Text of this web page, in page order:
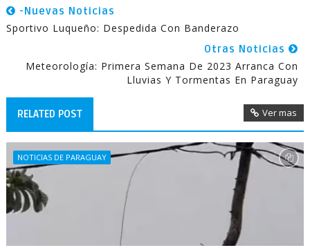
-Nuevas Noticias
Sportivo Luqueño: Despedida Con Banderazo
Otras Noticias
Meteorología: Primera Semana De 2023 Arranca Con
Lluvias Y Tormentas En Paraguay
RELATED POST Ver mas
NOTICIAS DE PARAGUAY